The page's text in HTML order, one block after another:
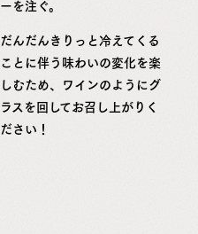
ーを注ぐ。
だんだんきりっと冷えてくる
ことに伴う味わいの変化を楽
しむため、ワインのようにグ
ラスを回してお召し上がりく
ださい！